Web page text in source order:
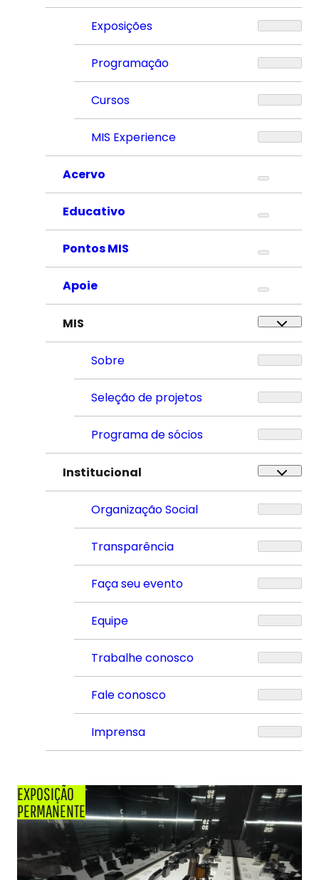
Exposições
Programação
Cursos
MIS Experience
Acervo
Educativo
Pontos MIS
Apoie
MIS
Sobre
Seleção de projetos
Programa de sócios
Institucional
Organização Social
Transparência
Faça seu evento
Equipe
Trabalhe conosco
Fale conosco
Imprensa
EXPOSIÇÃO
PERMANENTE